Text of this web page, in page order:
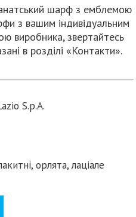
шарф з емблемою
з вашим індивідуальним
виробника, звертайтесь
в розділі «Контакти».
S.p.A.
орлята, лаціале